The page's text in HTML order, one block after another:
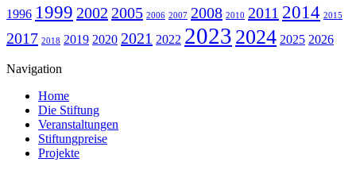
1996 1999 2002 2005 2006 2007 2008 2010 2011 2014 2015
2017 2018 2019 2020 2021 2022 2023 2024 2025 2026
Navigation
Home
Die Stiftung
Veranstaltungen
Stiftungpreise
Projekte